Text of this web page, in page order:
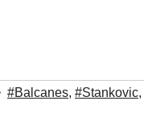
#Balcanes, #Stankovic,